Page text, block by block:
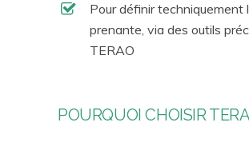
Pour définir techniquement
prenante, via des outils
TERAO
POURQUOI CHOISIR